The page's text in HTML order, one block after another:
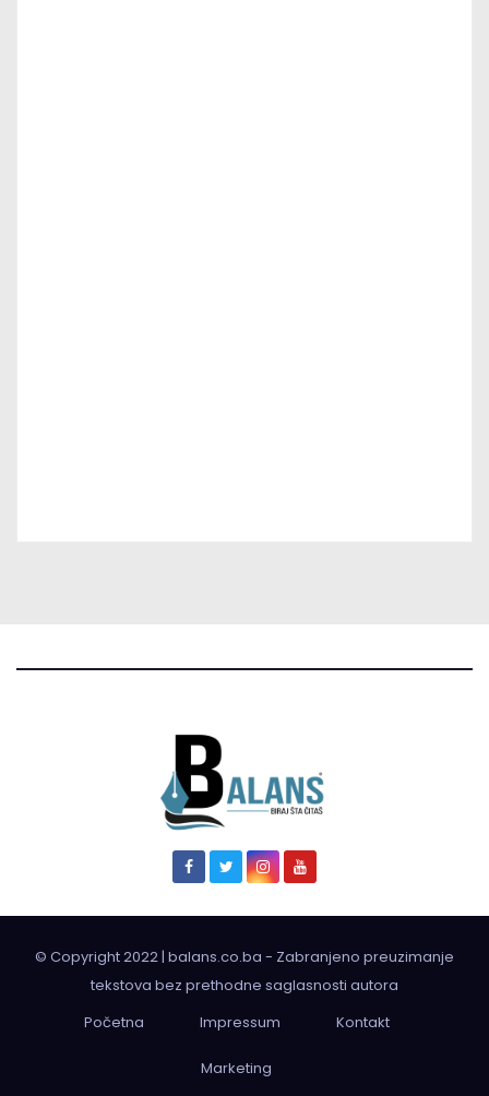
© Copyright 2022 | balans.co.ba - Zabranjeno preuzimanje
tekstova bez prethodne saglasnosti autora
Početna
Impressum Kontakt
Marketing